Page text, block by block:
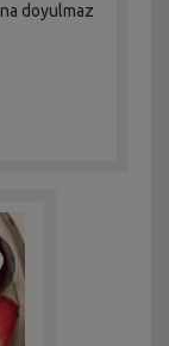
doyulmaz